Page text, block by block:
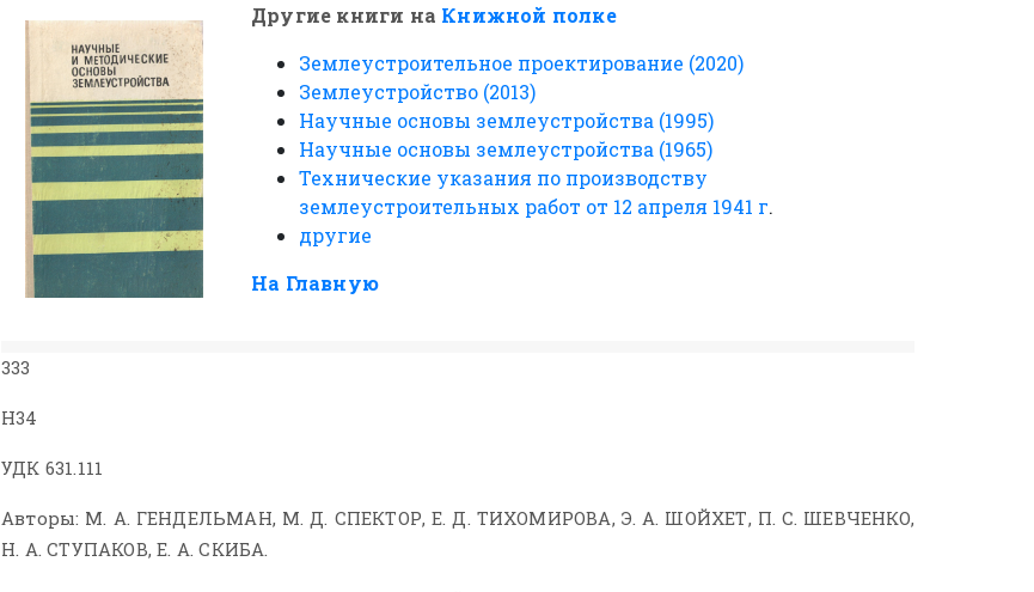
Другие книги на Книжной полке
Землеустроительное проектирование (2020)
Землеустройство (2013)
Научные основы землеустройства (1995)
Научные основы землеустройства (1965)
Технические указания по производству
землеустроительных работ от 12 апреля 1941 г.
другие
На Главную
333
Н34
УДК 631.111
Авторы: М. А. ГЕНДЕЛЬМАН, М. Д. СПЕКТОР, Е. Д. ТИХОМИРОВА, Э. А. ШОЙХЕТ, П. С. ШЕВЧЕНКО,
Н. А. СТУПАКОВ, Е. А. СКИБА.